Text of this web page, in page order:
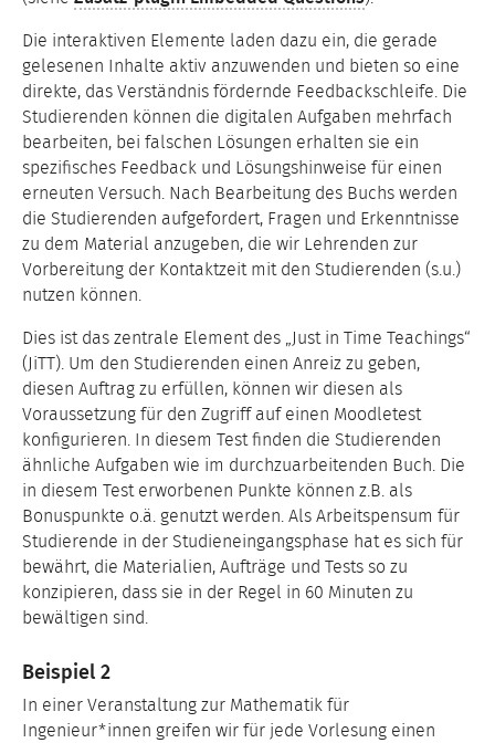
Die interaktiven Elemente laden dazu ein, die gerade
gelesenen Inhalte aktiv anzuwenden und bieten so eine
direkte, das Verständnis fördernde Feedbackschleife. Die
Studierenden können die digitalen Aufgaben mehrfach
bearbeiten, bei falschen Lösungen erhalten sie ein
spezifisches Feedback und Lösungshinweise für einen
erneuten Versuch. Nach Bearbeitung des Buchs werden
die Studierenden aufgefordert, Fragen und Erkenntnisse
zu dem Material anzugeben, die wir Lehrenden zur
Vorbereitung der Kontaktzeit mit den Studierenden (s.u.)
nutzen können.
Dies ist das zentrale Element des „Just in Time Teachings“
(JiTT). Um den Studierenden einen Anreiz zu geben,
diesen Auftrag zu erfüllen, können wir diesen als
Voraussetzung für den Zugriff auf einen Moodletest
konfigurieren. In diesem Test finden die Studierenden
ähnliche Aufgaben wie im durchzuarbeitenden Buch. Die
in diesem Test erworbenen Punkte können z.B. als
Bonuspunkte o.ä. genutzt werden. Als Arbeitspensum für
Studierende in der Studieneingangsphase hat es sich für
bewährt, die Materialien, Aufträge und Tests so zu
konzipieren, dass sie in der Regel in 60 Minuten zu
bewältigen sind.
Beispiel 2
In einer Veranstaltung zur Mathematik für
Ingenieur*innen greifen wir für jede Vorlesung einen